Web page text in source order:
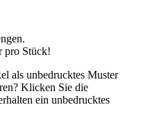
pro Stück!
als unbedrucktes Muster
Klicken Sie die
ein unbedrucktes